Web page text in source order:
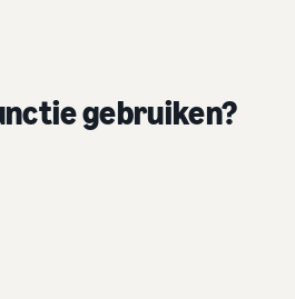
gebruiken?